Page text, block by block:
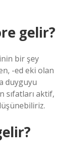
gelir?
bir şey
-ed eki olan
duyguyu
sıfatları aktif,